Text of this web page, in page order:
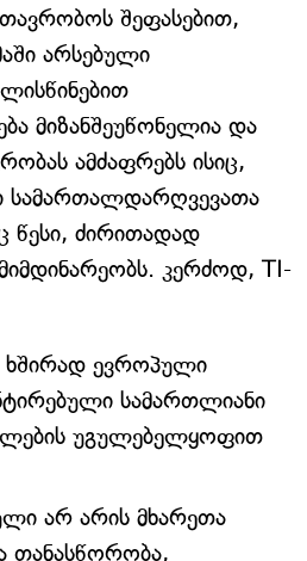
შეფასებით,
არსებული
მიზანშეუწონელია და
ამძაფრებს ისიც,
წესი, ძირითადად
კერძოდ, TI-
ხშირად ევროპული
სამართლიანი
უგულებელყოფით
არ არის მხარეთა
თანასწორობა,